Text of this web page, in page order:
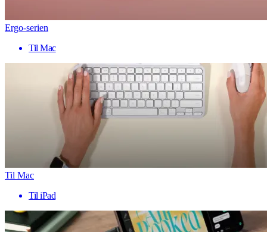
Ergo-serien
Til Mac
Til Mac
Til iPad